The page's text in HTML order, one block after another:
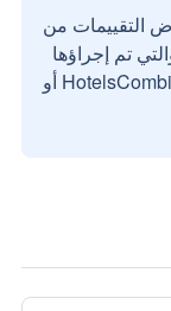
التقييمات من
تم إجراؤها
بواسطة مستخدمين حقيقيين مع HotelsCombined أو